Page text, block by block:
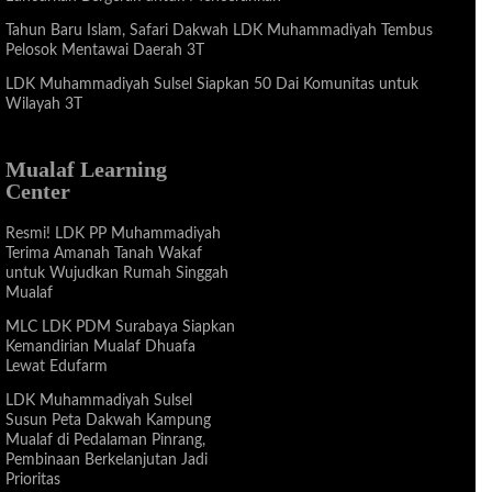
Tahun Baru Islam, Safari Dakwah LDK Muhammadiyah Tembus
Pelosok Mentawai Daerah 3T
LDK Muhammadiyah Sulsel Siapkan 50 Dai Komunitas untuk
Wilayah 3T
Mualaf Learning
Center
Resmi! LDK PP Muhammadiyah
Terima Amanah Tanah Wakaf
untuk Wujudkan Rumah Singgah
Mualaf
MLC LDK PDM Surabaya Siapkan
Kemandirian Mualaf Dhuafa
Lewat Edufarm
LDK Muhammadiyah Sulsel
Susun Peta Dakwah Kampung
Mualaf di Pedalaman Pinrang,
Pembinaan Berkelanjutan Jadi
Prioritas